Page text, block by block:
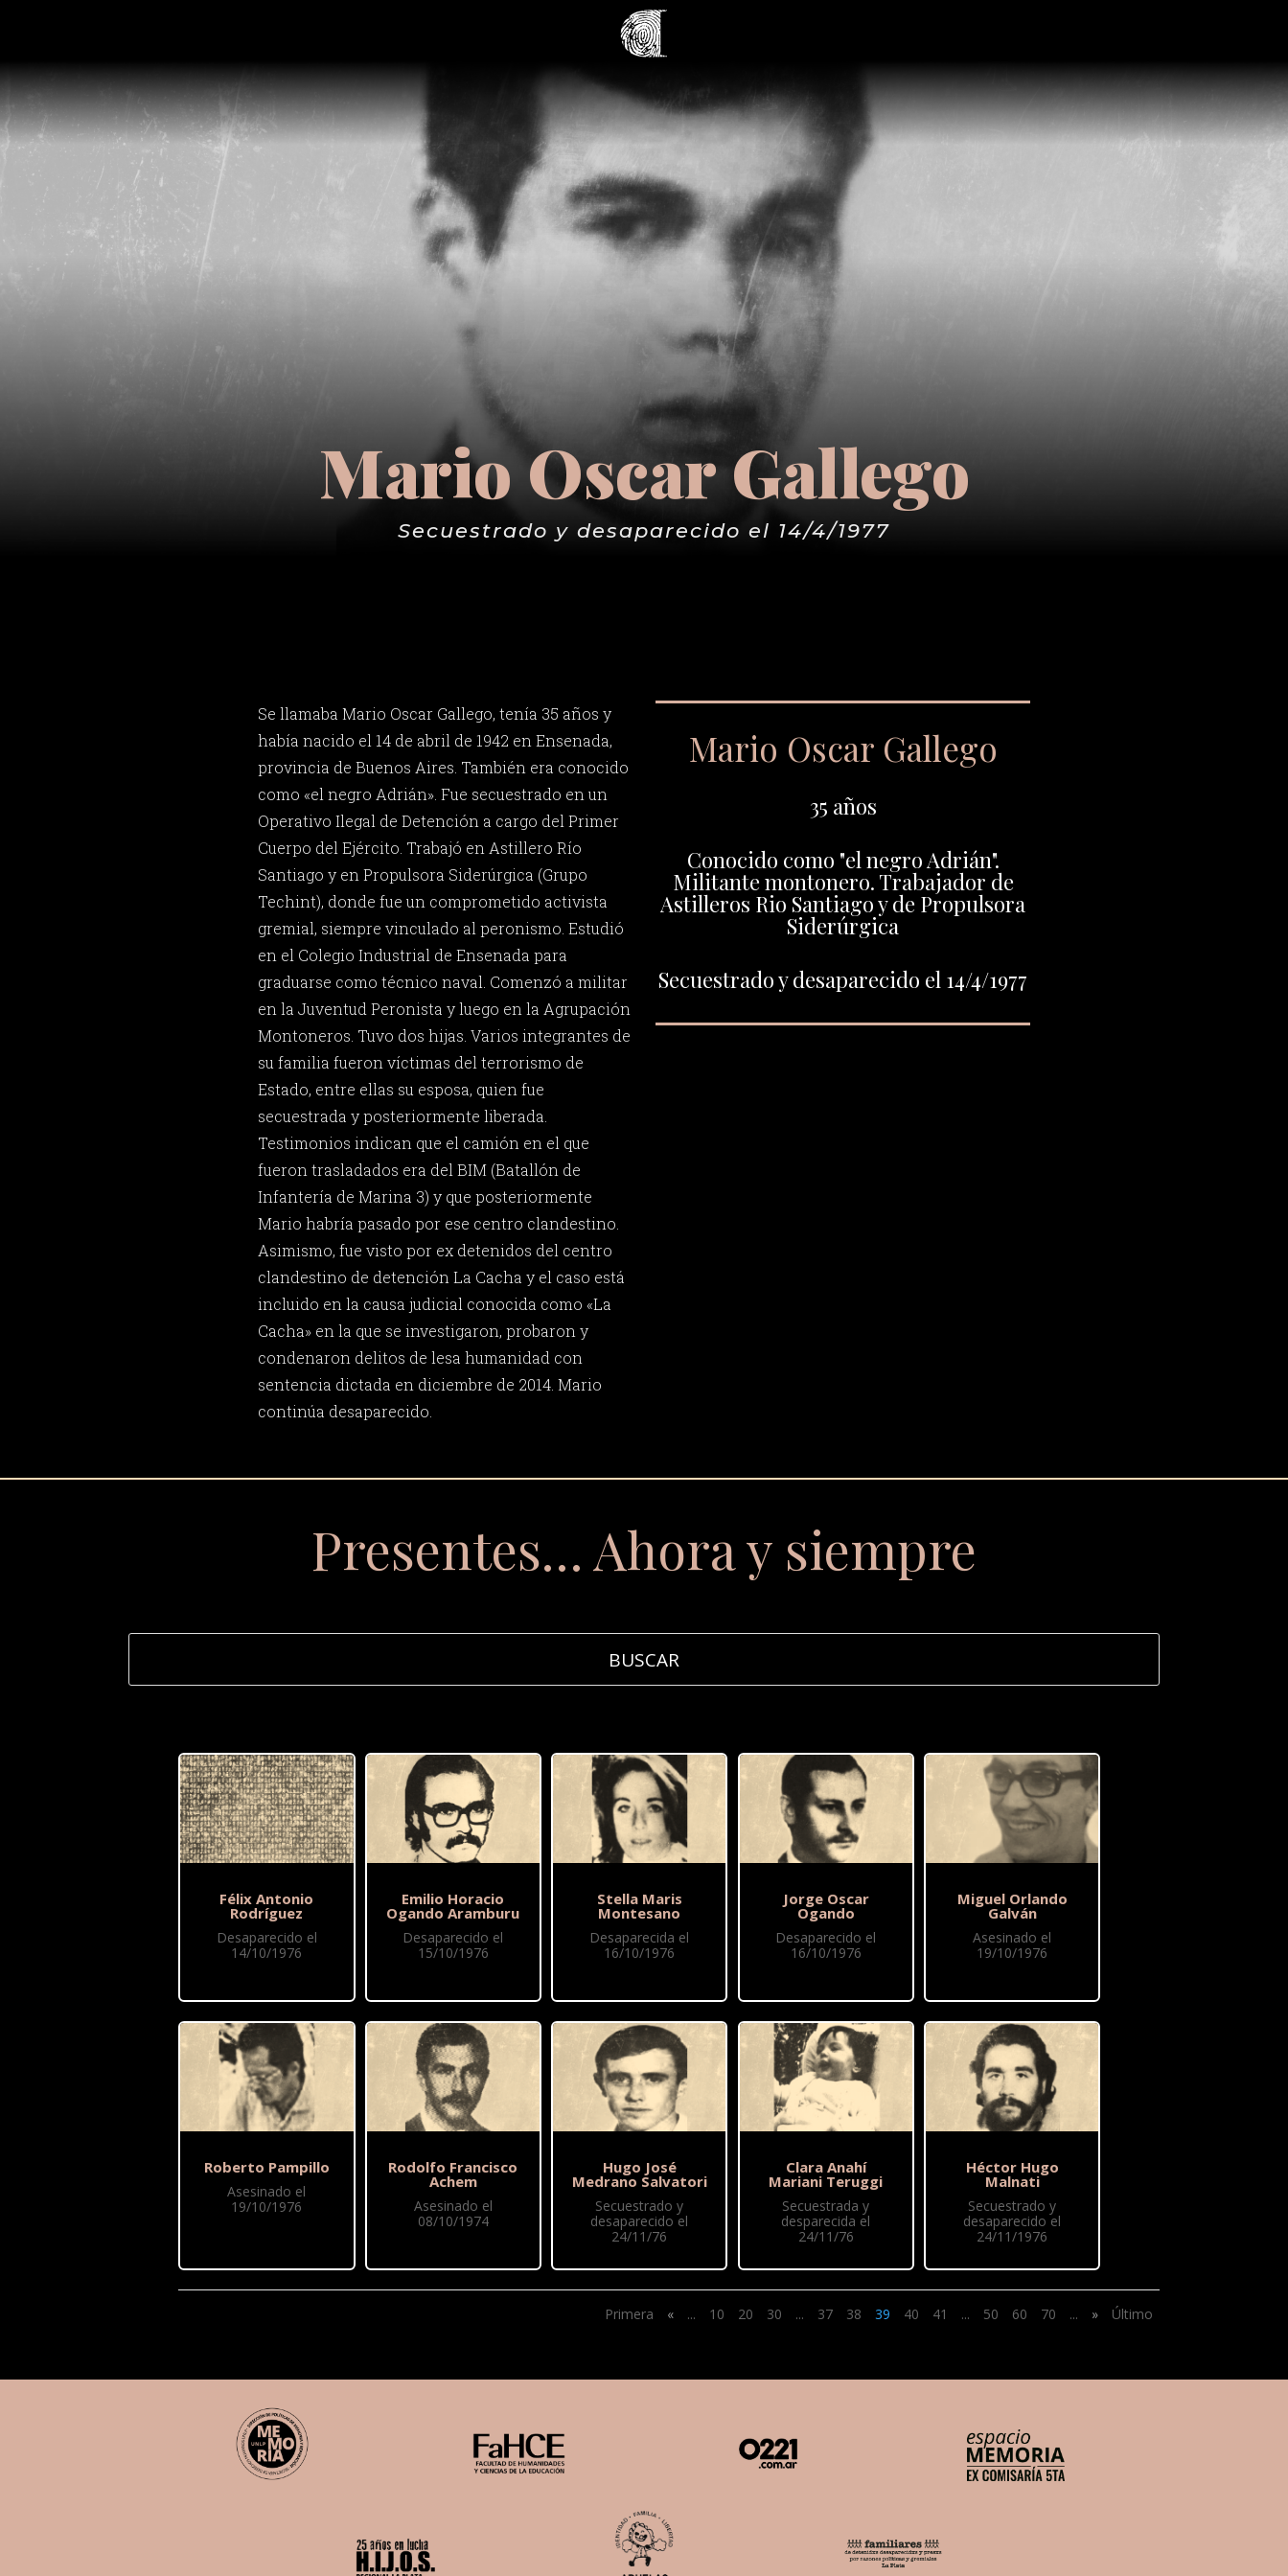
Mario Oscar Gallego
Secuestrado y desaparecido el 14/4/1977
Se llamaba Mario Oscar Gallego, tenía 35 años y
había nacido el 14 de abril de 1942 en Ensenada,
provincia de Buenos Aires. También era conocido
como «el negro Adrián». Fue secuestrado en un
Operativo Ilegal de Detención a cargo del Primer
Cuerpo del Ejército. Trabajó en Astillero Río
Santiago y en Propulsora Siderúrgica (Grupo
Techint), donde fue un comprometido activista
gremial, siempre vinculado al peronismo. Estudió
en el Colegio Industrial de Ensenada para
graduarse como técnico naval. Comenzó a militar
en la Juventud Peronista y luego en la Agrupación
Montoneros. Tuvo dos hijas. Varios integrantes de
su familia fueron víctimas del terrorismo de
Estado, entre ellas su esposa, quien fue
secuestrada y posteriormente liberada.
Testimonios indican que el camión en el que
fueron trasladados era del BIM (Batallón de
Infantería de Marina 3) y que posteriormente
Mario habría pasado por ese centro clandestino.
Asimismo, fue visto por ex detenidos del centro
clandestino de detención La Cacha y el caso está
incluido en la causa judicial conocida como «La
Cacha» en la que se investigaron, probaron y
condenaron delitos de lesa humanidad con
sentencia dictada en diciembre de 2014. Mario
continúa desaparecido.
Mario Oscar Gallego
35 años
Conocido como "el negro Adrián".
Militante montonero. Trabajador de
Astilleros Rio Santiago y de Propulsora
Siderúrgica
Secuestrado y desaparecido el 14/4/1977
Presentes… Ahora y siempre
Félix Antonio
Rodríguez
Desaparecido el
14/10/1976
Roberto Pampillo
Asesinado el
19/10/1976
Emilio Horacio
Ogando Aramburu
Desaparecido el
15/10/1976
Rodolfo Francisco
Achem
Asesinado el
08/10/1974
Stella Maris
Montesano
Desaparecida el
16/10/1976
Hugo José
Medrano Salvatori
Secuestrado y
desaparecido el
24/11/76
Jorge Oscar
Ogando
Desaparecido el
16/10/1976
Clara Anahí
Mariani Teruggi
Secuestrada y
desparecida el
24/11/76
Miguel Orlando
Galván
Asesinado el
19/10/1976
Héctor Hugo
Malnati
Secuestrado y
desaparecido el
24/11/1976
Primera « ... 10 20 30 ... 37 38 39 40 41 ... 50 60 70 ... » Último